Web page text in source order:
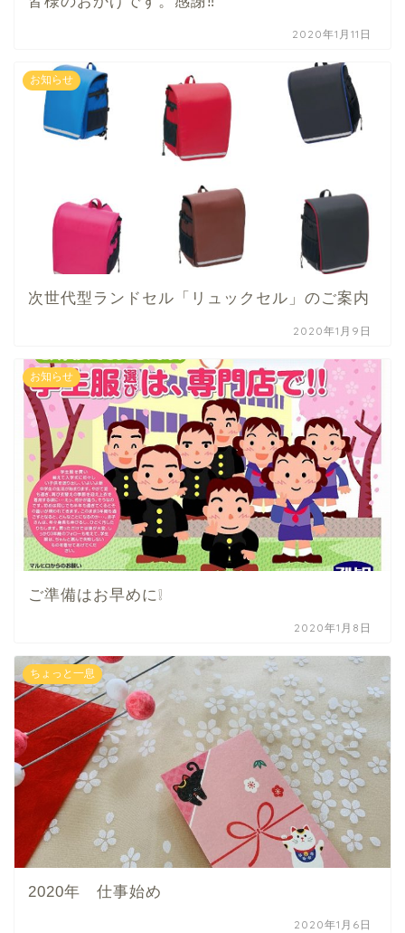
2020年1月11日
お知らせ
次世代型ランドセル「リュックセル」のご案内
2020年1月9日
お知らせ
ご準備はお早めに❕
2020年1月8日
ちょっと一息
2020年 仕事始め
2020年1月6日